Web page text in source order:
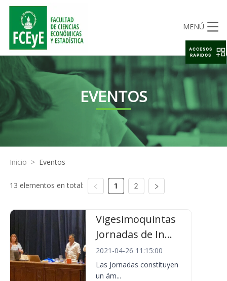
MENÚ
EVENTOS
Inicio > Eventos
13 elementos en total: 1 2
Vigesimoquintas
Jornadas de In...
2021-04-26 11:15:00
Las Jornadas constituyen
un ám...
ACCESOS
RAPIDOS